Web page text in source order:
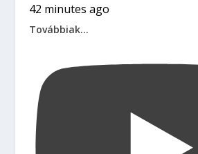
42 minutes ago
Továbbiak...